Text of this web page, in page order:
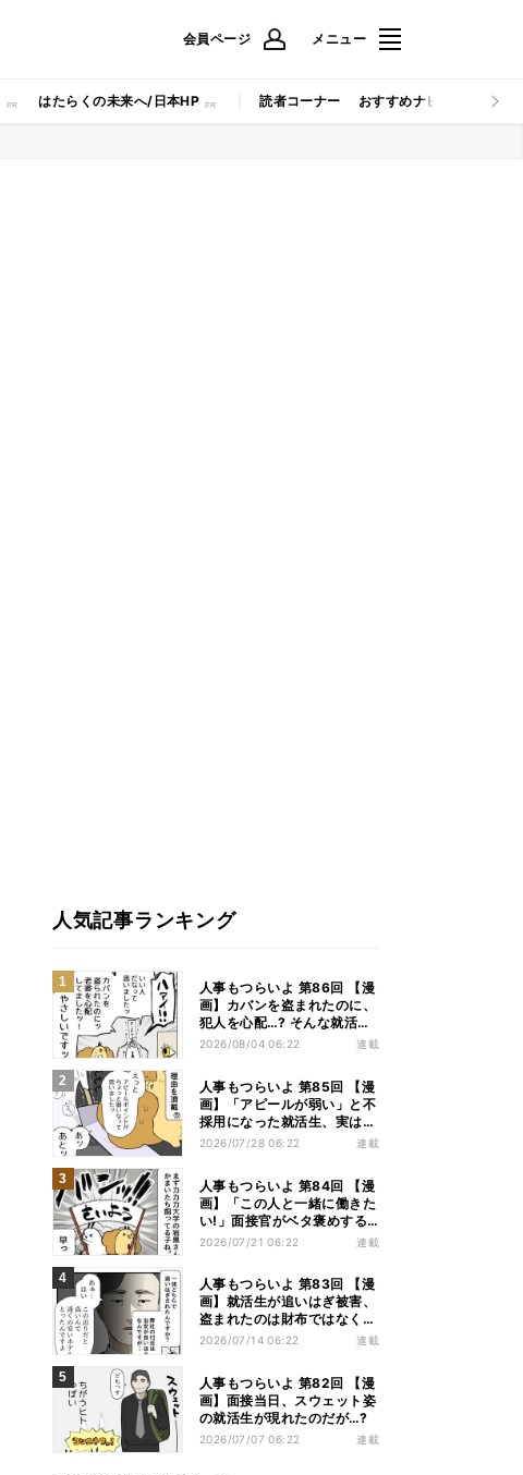
会員ページ メニュー
はたらくの未来へ/日本HP 読者コーナー おすすめナビ マイナビ
人気記事ランキング
人事もつらいよ 第86回 【漫
画】カバンを盗まれたのに、
犯人を心配…? そんな就活生
に面接官は…
2026/08/04 06:22 連載
人事もつらいよ 第85回 【漫
画】「アピールが弱い」と不
採用になった就活生、実は別
の理由があって…
2026/07/28 06:22 連載
人事もつらいよ 第84回 【漫
画】「この人と一緒に働きた
い!」面接官がベタ褒めする
就活生の強みとは
2026/07/21 06:22 連載
人事もつらいよ 第83回 【漫
画】就活生が追いはぎ被害、
盗まれたのは財布ではなく…
2026/07/14 06:22 連載
人事もつらいよ 第82回 【漫
画】面接当日、スウェット姿
の就活生が現れたのだが…?
2026/07/07 06:22 連載